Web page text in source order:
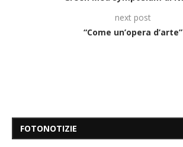
next post
“Come un’opera d’arte”
FOTONOTIZIE